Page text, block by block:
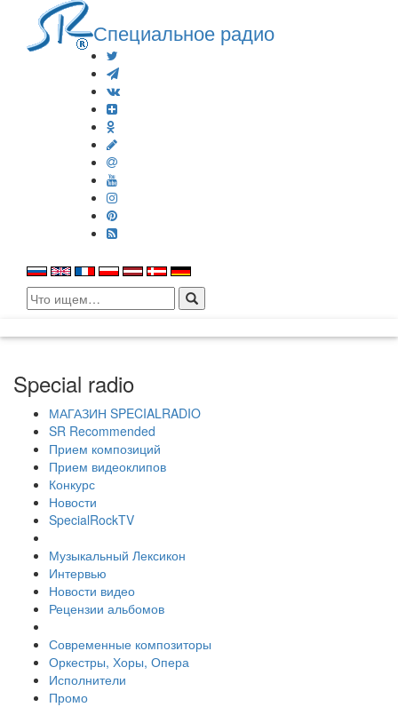
Специальное радио
Search
for:
Special radio
МАГАЗИН SPECIALRADIO
SR Recommended
Прием композиций
Прием видеоклипов
Конкурс
Новости
SpecialRockTV
Музыкальный Лексикон
Интервью
Новости видео
Рецензии альбомов
Современные композиторы
Оркестры, Хоры, Опера
Исполнители
Промо